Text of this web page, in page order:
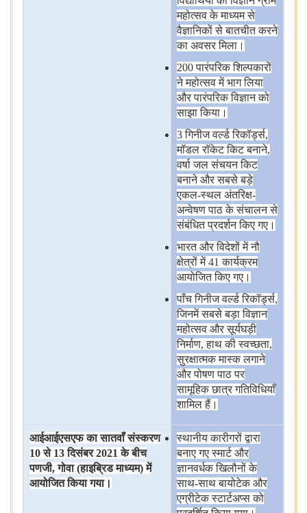
महोत्सव के माध्यम से
वैज्ञानिकों से बातचीत करने
का अवसर मिला।
200 पारंपरिक शिल्पकारों
ने महोत्सव में भाग लिया
और पारंपरिक विज्ञान को
साझा किया।
3 गिनीज वर्ल्ड रिकॉर्ड्स,
मॉडल रॉकेट किट बनाने,
वर्षा जल संचयन किट
बनाने और सबसे बड़े
एकल-स्थल अंतरिक्ष-
अन्वेषण पाठ के संचालन से
संबंधित प्रदर्शन किए गए।
भारत और विदेशों में नौ
क्षेत्रों में 41 कार्यक्रम
आयोजित किए गए।
पाँच गिनीज वर्ल्ड रिकॉर्ड्स,
जिनमें सबसे बड़ा विज्ञान
महोत्सव और सूर्यघड़ी
निर्माण, हाथ की स्वच्छता,
सुरक्षात्मक मास्क लगाने
और पोषण पाठ पर
सामूहिक छात्र गतिविधियाँ
शामिल हैं।
आईआईएसएफ का सातवाँ संस्करण
10से13दिसंबर2021के बीच
पणजी,गोवा(हाइब्रिड माध्यम)में
आयोजित किया गया।
स्थानीय कारीगरों द्वारा
बनाए गए स्मार्ट और
ज्ञानवर्धक खिलौनों के
साथ-साथ बायोटेक और
एग्रीटेक स्टार्टअप्स को